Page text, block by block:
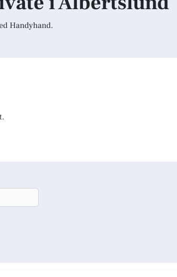
Handyhand.